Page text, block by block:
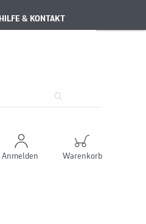
HILFE & KONTAKT
Anmelden Warenkorb